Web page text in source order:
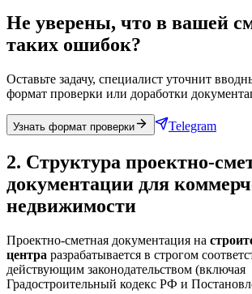
Не уверены, что в вашей
таких ошибок?
Оставьте задачу, специалист уточнит
формат проверки или доработки
Узнать формат проверки Telegram
2. Структура проектно-
документации для
недвижимости
Проектно-сметная документация на
центра разрабатывается в строгом
действующим законодательством (включая
Градостроительный кодекс РФ и